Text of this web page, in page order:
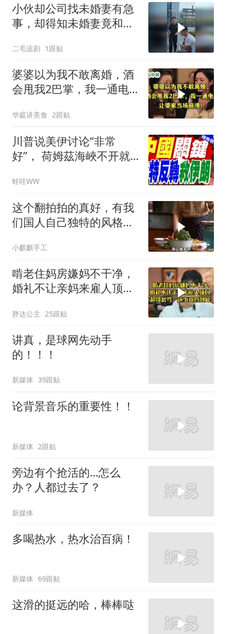
小伙却公司找未婚妻有急
事，却得知未婚妻竟和别
二毛追剧 1跟贴
婆婆以为我不敢离婚，酒
会甩我2巴掌，我一通电
华庭讲美食 2跟贴
川普说美伊讨论“非常
好”， 荷姆茲海峽不开就
谢寒冰｜辣晚报20260805
蛙哇WW
这个翻拍拍的真好，有我
们国人自己独特的风格魅
小麒麒手工
啃老住妈房嫌妈不干净，
婚礼不让亲妈来雇人顶
胖达公主 25跟贴
讲真，是球网先动手
的！！！
新媒体 39跟贴
论背景音乐的重要性！！
新媒体 2跟贴
旁边有个抢活的…怎么
办？人都过去了？
新媒体
多喝热水，热水治百病！
新媒体 69跟贴
这滑的挺远的哈，棒棒哒